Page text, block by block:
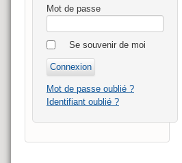
Mot de passe
Se souvenir de moi
Mot de passe oublié ?
Identifiant oublié ?